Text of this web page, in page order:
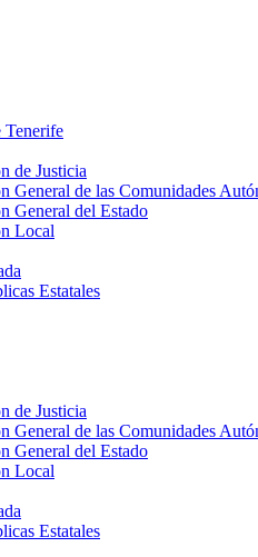
Tenerife
de Justicia
General de las Comunidades
General del Estado
Local
Estatales
de Justicia
General de las Comunidades
General del Estado
Local
Estatales